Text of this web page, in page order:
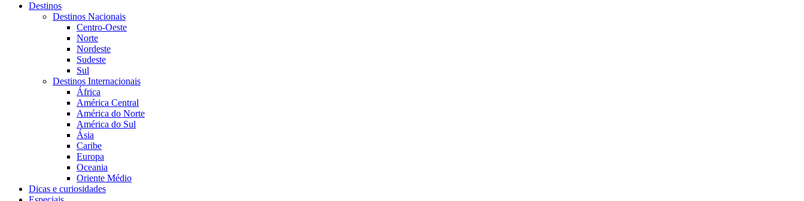
Destinos
Destinos Nacionais
Centro-Oeste
Norte
Nordeste
Sudeste
Sul
Destinos Internacionais
África
América Central
América do Norte
América do Sul
Ásia
Caribe
Europa
Oceania
Oriente Médio
Dicas e curiosidades